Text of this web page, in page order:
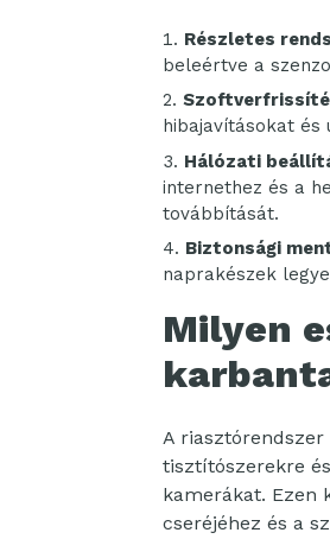
Részletes
beleértve a
hibajavításokat és
Hálózati
internethez és a
továbbítását.
Biztonsági
naprakészek
Milyen
A
tisztítószerekre
kamerákat. Ezen
cseréjéhez és a